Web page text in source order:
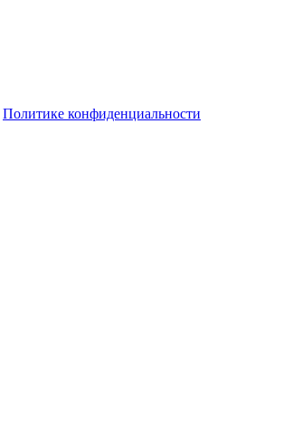
Политике конфиденциальности